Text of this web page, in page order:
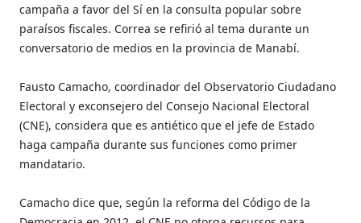
campaña a favor del Sí en la consulta popular sobre
paraísos fiscales. Correa se refirió al tema durante un
conversatorio de medios en la provincia de Manabí.
Fausto Camacho, coordinador del Observatorio Ciudadano
Electoral y exconsejero del Consejo Nacional Electoral
(CNE), considera que es antiético que el jefe de Estado
haga campaña durante sus funciones como primer
mandatario.
Camacho dice que, según la reforma del Código de la